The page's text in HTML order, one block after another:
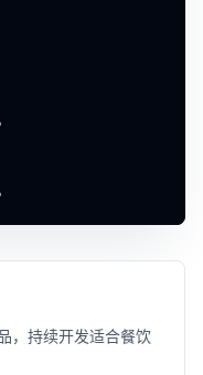
，持续开发适合餐饮